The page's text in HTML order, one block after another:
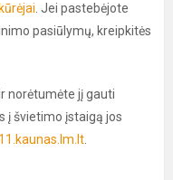
. Jei pastebėjote
pasiūlymų, kreipkitės
norėtumėte jį gauti
į švietimo įstaigą jos